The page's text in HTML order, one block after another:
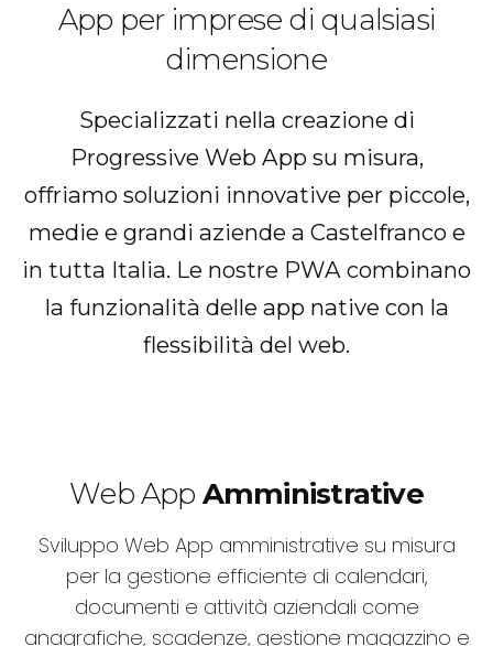
App per imprese di qualsiasi
dimensione
Specializzati nella creazione di
Progressive Web App su misura,
offriamo soluzioni innovative per piccole,
medie e grandi aziende a Castelfranco e
in tutta Italia. Le nostre PWA combinano
la funzionalità delle app native con la
flessibilità del web.
Web App Amministrative
Sviluppo Web App amministrative su misura
per la gestione efficiente di calendari,
documenti e attività aziendali come
anagrafiche, scadenze, gestione magazzino e